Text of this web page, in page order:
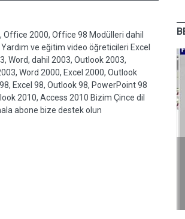
2000, Office 98 Modülleri dahil
ve eğitim video öğreticileri Excel
Word, dahil 2003, Outlook 2003,
Word 2000, Excel 2000, Outlook
Excel 98, Outlook 98, PowerPoint 98
2010, Access 2010 Bizim Çince dil
abone bize destek olun